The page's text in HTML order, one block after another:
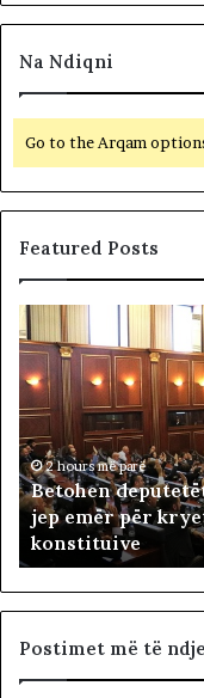
Na Ndiqni
Go to the Arqam
Featured Posts
B
e
t
h
e
n
d
u
t
e
t
2 hours më parë
Betohen
jep emër për
konstituive
Postimet më të